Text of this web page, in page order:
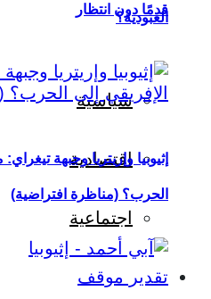
قدمًا دون انتظار
سياسية
اقتصادية
اجتماعية
تقدير موقف
العبودية؟
إثيوبيا وإريتريا وجبهة
الحرب؟ (مناظرة افتراضية)